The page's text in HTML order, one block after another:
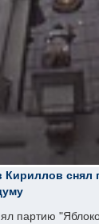
Кириллов снял
партию